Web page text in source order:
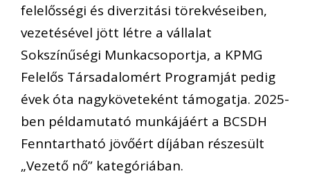
felelősségi és diverzitási törekvéseiben,
vezetésével jött létre a vállalat
Sokszínűségi Munkacsoportja, a KPMG
Felelős Társadalomért Programját pedig
évek óta nagyköveteként támogatja. 2025-
ben példamutató munkájáért a BCSDH
Fenntartható jövőért díjában részesült
„Vezető nő” kategóriában.